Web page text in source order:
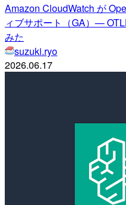
Amazon CloudWatch が
ィブサポート（GA）—
みた
suzuki.ryo
2026.06.17